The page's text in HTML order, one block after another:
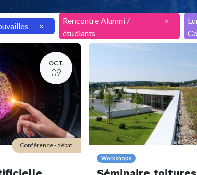
×
Rencontre Alumni /
étudiants
×
OCT.
09
Conférence - débat
Workshops